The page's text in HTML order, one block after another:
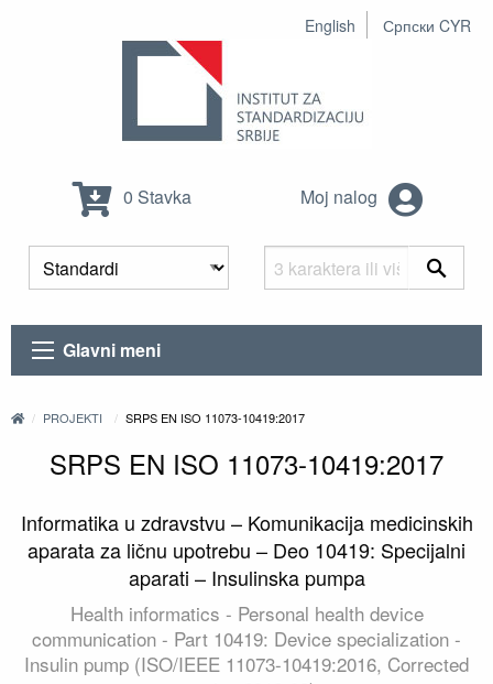
English Српски CYR
0 Stavka Moj nalog
Glavni meni
PROJEKTI SRPS EN ISO 11073-10419:2017
SRPS EN ISO 11073-10419:2017
Informatika u zdravstvu – Komunikacija medicinskih
aparata za ličnu upotrebu – Deo 10419: Specijalni
aparati – Insulinska pumpa
Health informatics - Personal health device
communication - Part 10419: Device specialization -
Insulin pump (ISO/IEEE 11073-10419:2016, Corrected